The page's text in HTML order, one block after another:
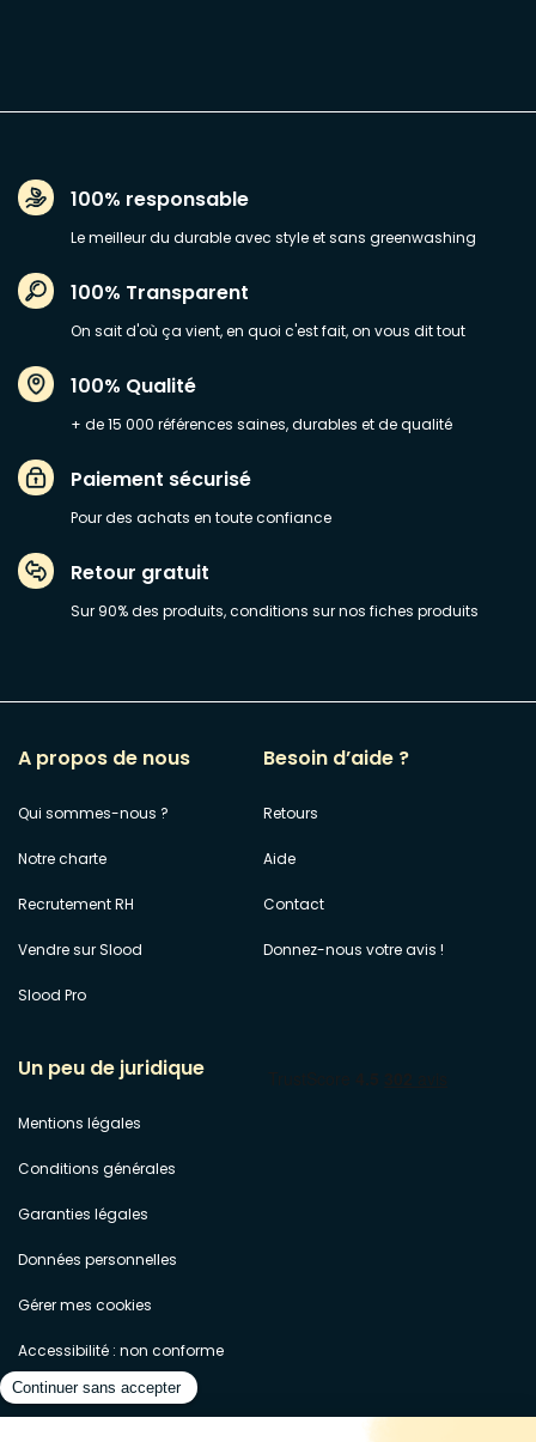
100% responsable
Le meilleur du durable avec style et sans greenwashing
100% Transparent
On sait d'où ça vient, en quoi c'est fait, on vous dit tout
100% Qualité
+ de 15 000 références saines, durables et de qualité
Paiement sécurisé
Pour des achats en toute confiance
Retour gratuit
Sur 90% des produits, conditions sur nos fiches produits
A propos de nous
Qui sommes-nous ?
Notre charte
Recrutement RH
Vendre sur Slood
Slood Pro
Besoin d’aide ?
Retours
Aide
Contact
Donnez-nous votre avis !
Un peu de juridique
Mentions légales
Conditions générales
Garanties légales
Données personnelles
Gérer mes cookies
Accessibilité : non conforme